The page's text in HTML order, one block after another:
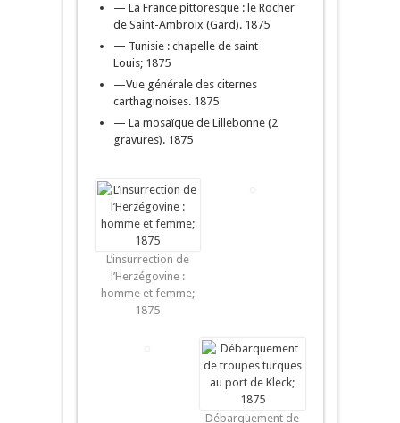
— La France pittoresque : le Rocher
de Saint-Ambroix (Gard). 1875
— Tunisie : chapelle de saint
Louis; 1875
—Vue générale des citernes
carthaginoises. 1875
— La mosaïque de Lillebonne (2
gravures). 1875
L’insurrection de
l’Herzégovine :
homme et femme;
1875
Débarquement de